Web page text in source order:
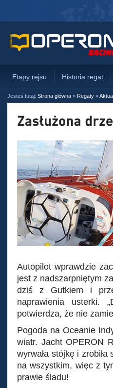
Etapy rejsu Historia regat
Jesteś tutaj: Strona główna » Regaty »
Autopilot wprawdzie
jest z nadszarpniętym
dziś z Gutkiem i
naprawienia usterki.
potwierdza, że nie
Pogoda na Oceanie
wiatr. Jacht OPERON
wyrwała stójkę i
na wszystkim, więc z
prawie śladu!